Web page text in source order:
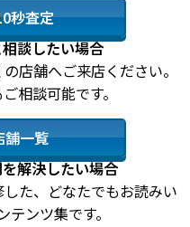
秒査定
談したい場合
店舗へご来店ください。
相談可能です。
舗一覧
解決したい場合
た、どなたでもお読みい
ンツ集です。